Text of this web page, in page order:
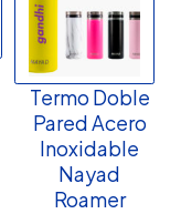
Termo Doble
Pared Acero
Inoxidable
Nayad
Roamer